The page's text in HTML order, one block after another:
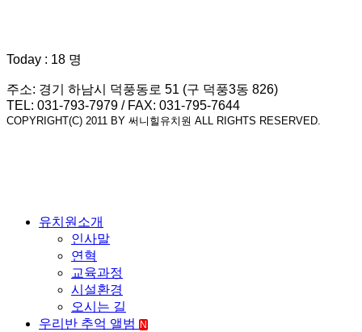
Today : 18 명
주소: 경기 하남시 덕풍동로 51 (구 덕풍3동 826)
TEL: 031-793-7979 / FAX: 031-795-7644
COPYRIGHT(C) 2011 BY 써니힐유치원 ALL RIGHTS RESERVED.
유치원소개
인사말
연혁
교육과정
시설환경
오시는 길
우리반 추억 앨범
N